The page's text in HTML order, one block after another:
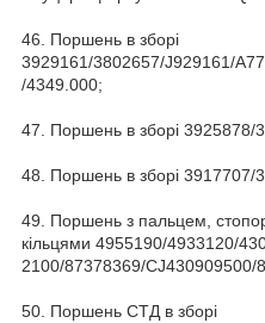
46. Поршень в зборі
3929161/3802657/J929161/
/4349.000;
47. Поршень в зборі 3925878/
48. Поршень в зборі
49. Поршень з пальцем,
кільцями 4955190/4933120/
2100/87378369/CJ430909500/
50. Поршень СТД в зборі